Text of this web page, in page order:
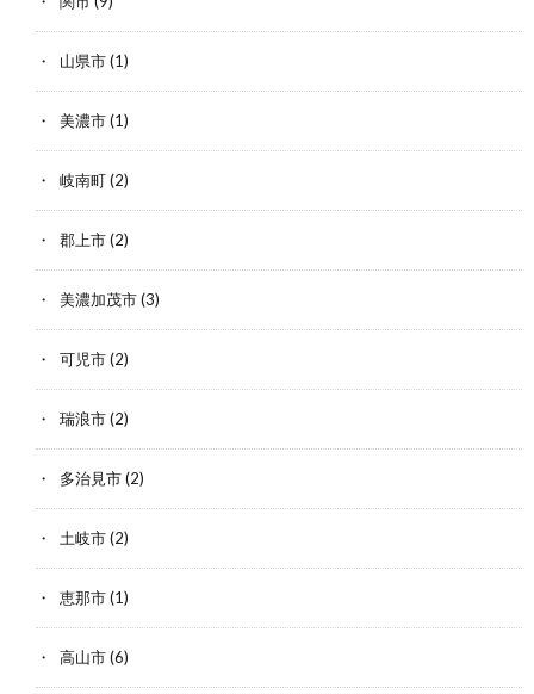
山県市(1)
美濃市(1)
岐南町(2)
郡上市(2)
美濃加茂市(3)
可児市(2)
瑞浪市(2)
多治見市(2)
土岐市(2)
恵那市(1)
高山市(6)